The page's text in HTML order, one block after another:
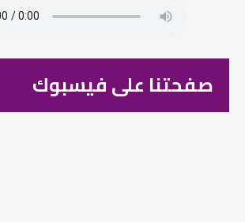
صفحتنا على فيسبوك